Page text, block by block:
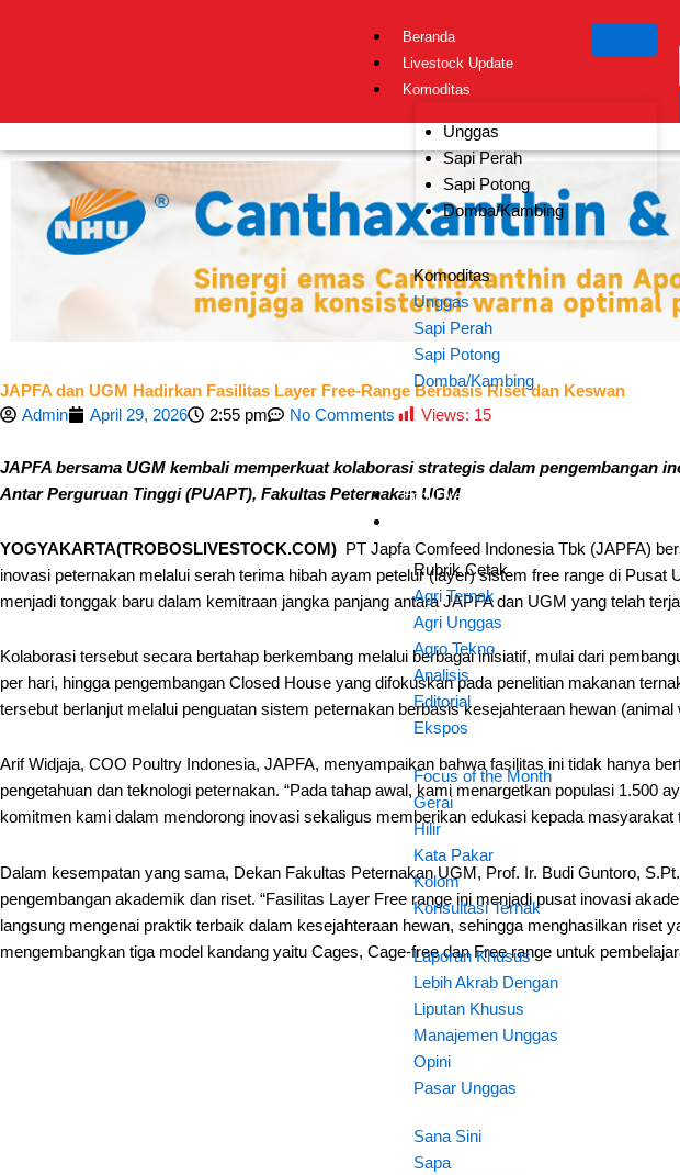
Beranda
Livestock Update
Komoditas
Unggas
Sapi Perah
Sapi Potong
Domba/Kambing
Komoditas
Unggas
Sapi Perah
Sapi Potong
Domba/Kambing
Hobi Livestock
Rubrik Cetak
Agri Ternak
Agri Unggas
Agro Tekno
Analisis
Editorial
Ekspos
Focus of the Month
Gerai
Hilir
Kata Pakar
Kolom
Konsultasi Ternak
Laporan Khusus
Lebih Akrab Dengan
Liputan Khusus
Manajemen Unggas
Opini
Pasar Unggas
Sana Sini
Sapa
JAPFA dan UGM Hadirkan Fasilitas Layer Free-Range Berbasis Riset dan Keswan
Admin
April 29, 2026 2:55 pm No Comments Views: 15
JAPFA bersama UGM kembali memperkuat kolaborasi strategis dalam pengembangan
Antar Perguruan Tinggi (PUAPT), Fakultas Peternakan UGM
YOGYAKARTA(TROBOSLIVESTOCK.COM) PT Japfa Comfeed Indonesia Tbk (JAPFA)
inovasi peternakan melalui serah terima hibah ayam petelur (layer) sistem free range di
menjadi tonggak baru dalam kemitraan jangka panjang antara JAPFA dan UGM yang telah
Kolaborasi tersebut secara bertahap berkembang melalui berbagai inisiatif, mulai dari
per hari, hingga pengembangan Closed House yang difokuskan pada penelitian makanan
tersebut berlanjut melalui penguatan sistem peternakan berbasis kesejahteraan hewan
Arif Widjaja, COO Poultry Indonesia, JAPFA, menyampaikan bahwa fasilitas ini tidak hanya
pengetahuan dan teknologi peternakan. “Pada tahap awal, kami menargetkan populasi
komitmen kami dalam mendorong inovasi sekaligus memberikan edukasi kepada
Dalam kesempatan yang sama, Dekan Fakultas Peternakan UGM, Prof. Ir. Budi Guntoro,
pengembangan akademik dan riset. “Fasilitas Layer Free range ini menjadi pusat inovasi
langsung mengenai praktik terbaik dalam kesejahteraan hewan, sehingga menghasilkan
mengembangkan tiga model kandang yaitu Cages, Cage-free dan Free range untuk